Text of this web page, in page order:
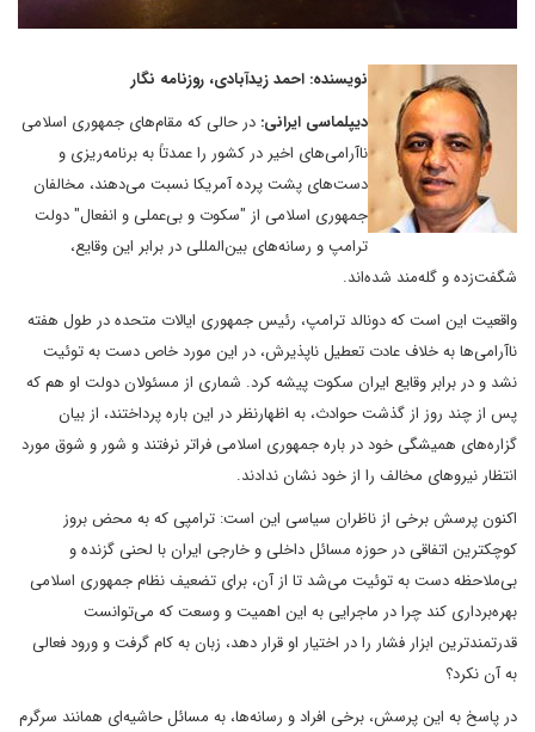
نویسنده: احمد زیدآبادی، روزنامه نگار
دیپلماسی ایرانی: در حالی که مقام‌های جمهوری اسلامی
ناآرامی‌های اخیر در کشور را عمدتاً به برنامه‌ریزی و
دست‌های پشت پرده آمریکا نسبت می‌دهند، مخالفان
جمهوری اسلامی از "سکوت و بی‌عملی و انفعال" دولت
ترامپ و رسانه‌های بین‌المللی در برابر این وقایع،
شگفت‌زده و گله‌مند شده‌اند.
واقعیت این است که دونالد ترامپ، رئیس جمهوری ایالات متحده در طول هفته
ناآرامی‌ها به خلاف عادت تعطیل ناپذیرش، در این مورد خاص دست به توئیت
نشد و در برابر وقایع ایران سکوت پیشه کرد. شماری از مسئولان دولت او هم که
پس از چند روز از گذشت حوادث، به اظهارنظر در این باره پرداختند، از بیان
گزاره‌های همیشگی خود در باره جمهوری اسلامی فراتر نرفتند و شور و شوق مورد
انتظار نیروهای مخالف را از خود نشان ندادند.
اکنون پرسش برخی از ناظران سیاسی این است: ترامپی که به محض بروز
کوچکترین اتفاقی در حوزه مسائل داخلی و خارجی ایران با لحنی گزنده و
بی‌ملاحظه دست به توئیت می‌شد تا از آن، برای تضعیف نظام جمهوری اسلامی
بهره‌برداری کند چرا در ماجرایی به این اهمیت و وسعت که می‌توانست
قدرتمندترین ابزار فشار را در اختیار او قرار دهد، زبان به کام گرفت و ورود فعالی
به آن نکرد؟
در پاسخ به این پرسش، برخی افراد و رسانه‌ها، به مسائل حاشیه‌ای همانند سرگرم